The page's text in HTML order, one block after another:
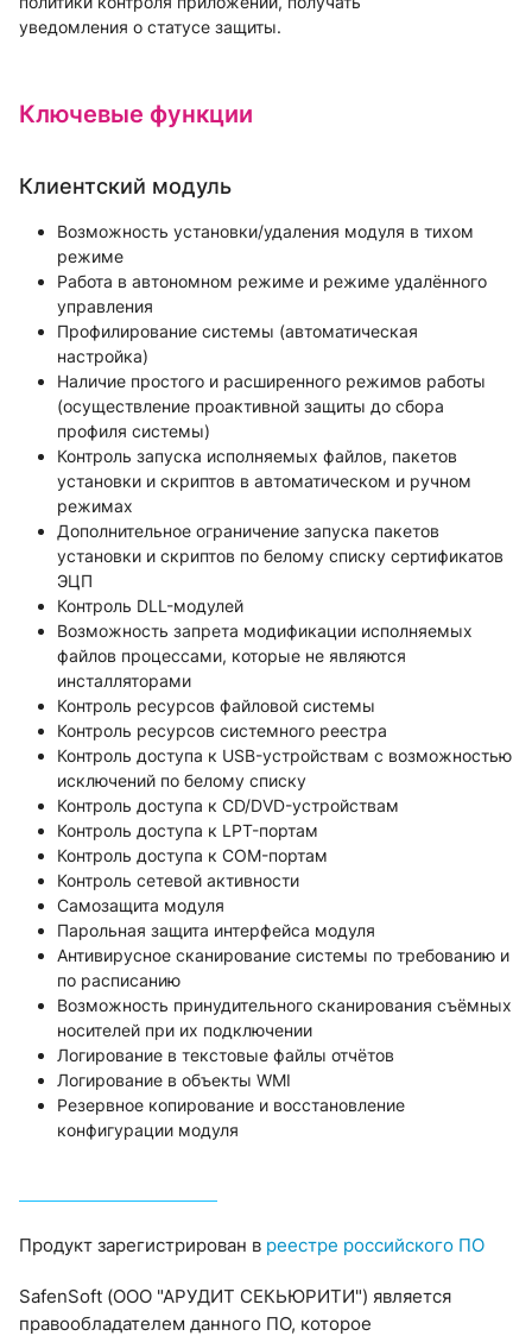
уведомления о статусе защиты.
Ключевые функции
Клиентский модуль
Возможность установки/удаления модуля в тихом
режиме
Работа в автономном режиме и режиме удалённого
управления
Профилирование системы (автоматическая
настройка)
Наличие простого и расширенного режимов работы
(осуществление проактивной защиты до сбора
профиля системы)
Контроль запуска исполняемых файлов, пакетов
установки и скриптов в автоматическом и ручном
режимах
Дополнительное ограничение запуска пакетов
установки и скриптов по белому списку сертификатов
ЭЦП
Контроль DLL-модулей
Возможность запрета модификации исполняемых
файлов процессами, которые не являются
инсталляторами
Контроль ресурсов файловой системы
Контроль ресурсов системного реестра
Контроль доступа к USB-устройствам с возможностью
исключений по белому списку
Контроль доступа к CD/DVD-устройствам
Контроль доступа к LPT-портам
Контроль доступа к COM-портам
Контроль сетевой активности
Самозащита модуля
Парольная защита интерфейса модуля
Антивирусное сканирование системы по требованию и
по расписанию
Возможность принудительного сканирования съёмных
носителей при их подключении
Логирование в текстовые файлы отчётов
Логирование в объекты WMI
Резервное копирование и восстановление
конфигурации модуля
Продукт зарегистрирован в реестре российского ПО
SafenSoft (ООО "АРУДИТ СЕКЬЮРИТИ") является
правообладателем данного ПО, которое